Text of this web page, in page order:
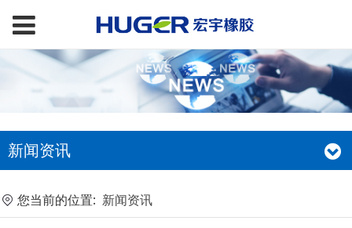
新闻资讯
您当前的位置: 新闻资讯